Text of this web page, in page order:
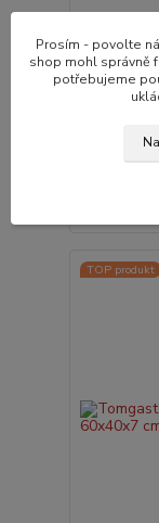
Tomgast,
4 242,0
TOP produkt
Prosím - povolte
shop mohl správně
potřebujeme